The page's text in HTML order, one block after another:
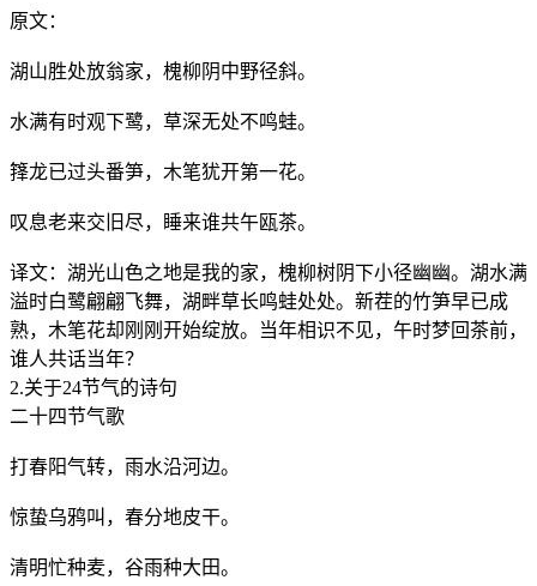
原文：
湖山胜处放翁家，槐柳阴中野径斜。
水满有时观下鹭，草深无处不鸣蛙。
箨龙已过头番笋，木笔犹开第一花。
叹息老来交旧尽，睡来谁共午瓯茶。
译文：湖光山色之地是我的家，槐柳树阴下小径幽幽。湖水满
溢时白鹭翩翩飞舞，湖畔草长鸣蛙处处。新茬的竹笋早已成
熟，木笔花却刚刚开始绽放。当年相识不见，午时梦回茶前，
谁人共话当年？
2.关于24节气的诗句
二十四节气歌
打春阳气转，雨水沿河边。
惊蛰乌鸦叫，春分地皮干。
清明忙种麦，谷雨种大田。